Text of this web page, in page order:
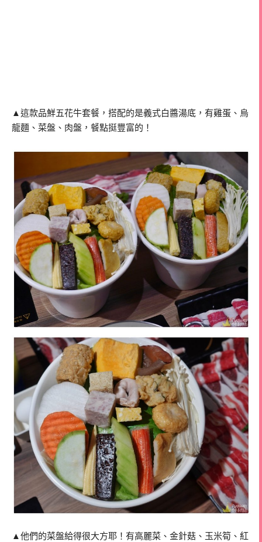
▲這款品鮮五花牛套餐，搭配的是義式白醬湯底，有雞蛋、烏
龍麵、菜盤、肉盤，餐點挺豐富的！
▲他們的菜盤給得很大方耶！有高麗菜、金針菇、玉米筍、紅